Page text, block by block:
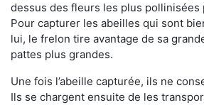
dessus des fleurs les plus pollinisées
Pour capturer les abeilles qui sont
lui, le frelon tire avantage de sa
pattes plus grandes.
Une fois l’abeille capturée, ils ne
Ils se chargent ensuite de les